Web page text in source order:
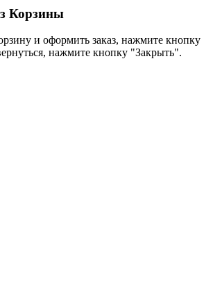
Корзины
и оформить заказ, нажмите кнопку
нажмите кнопку "Закрыть".